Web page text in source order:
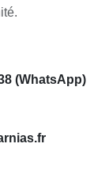
(WhatsApp)